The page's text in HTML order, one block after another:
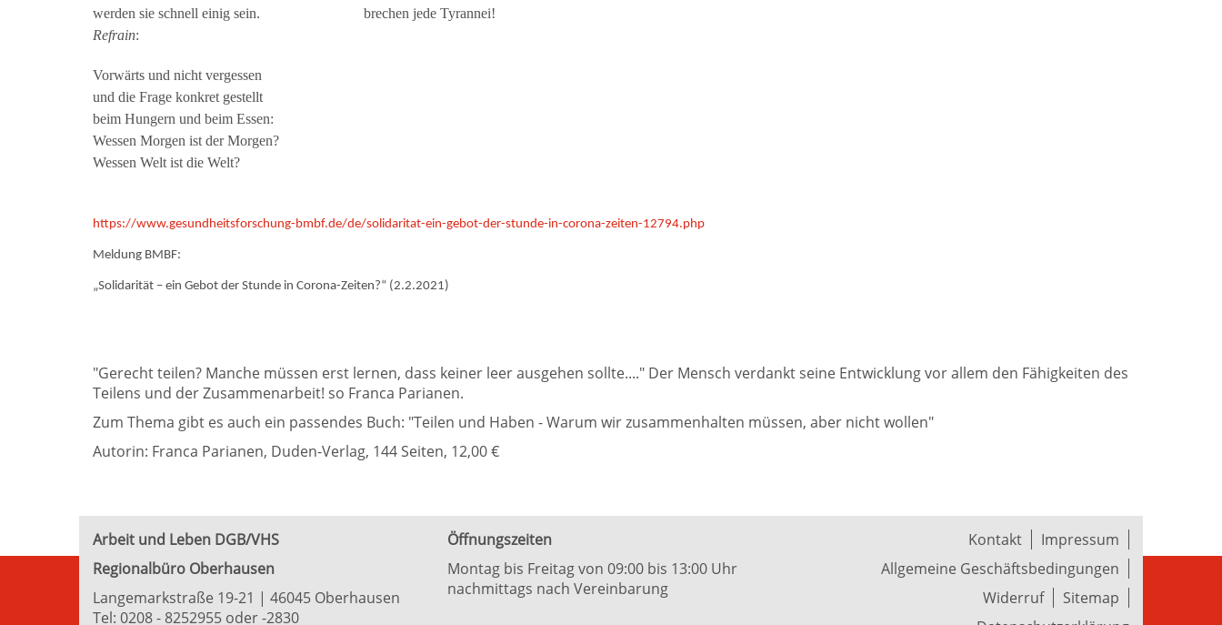
werden sie schnell einig sein.
Refrain:
brechen jede Tyrannei!
Vorwärts und nicht vergessen
und die Frage konkret gestellt
beim Hungern und beim Essen:
Wessen Morgen ist der Morgen?
Wessen Welt ist die Welt?
https://www.gesundheitsforschung-bmbf.de/de/solidaritat-ein-gebot-der-stunde-in-corona-zeiten-12794.php
Meldung BMBF:
„Solidarität – ein Gebot der Stunde in Corona-Zeiten?“ (2.2.2021)
"Gerecht teilen? Manche müssen erst lernen, dass keiner leer ausgehen sollte...." Der Mensch verdankt seine Entwicklung vor allem den Fähigkeiten des
Teilens und der Zusammenarbeit! so Franca Parianen.
Zum Thema gibt es auch ein passendes Buch: "Teilen und Haben - Warum wir zusammenhalten müssen, aber nicht wollen"
Autorin: Franca Parianen, Duden-Verlag, 144 Seiten, 12,00 €
Arbeit und Leben DGB/VHS
Regionalbüro Oberhausen
Langemarkstraße 19-21 | 46045 Oberhausen
Tel: 0208 - 8252955 oder-2830
Öffnungszeiten
Montag bis Freitag von 09:00 bis 13:00 Uhr
nachmittags nach Vereinbarung
Kontakt
Impressum
Allgemeine Geschäftsbedingungen
Widerruf
Sitemap